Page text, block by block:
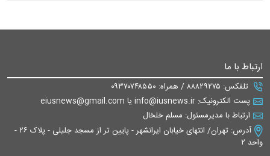
ارتباط با ما
تلفکس: ۸۸۸۲۹۲۷۵ / همراه: ۰۹۳۷۰۷۴۸۵۵۰
پست الکترونیک: info@iusnews.ir یا eiusnews@gmail.com
ارتباط با مدیرمسئول: مسلم خلخال
آدرس: تهران/ انتهای خیابان ایرانشهر - پایین تر از مسجد جلیلی - پلاک ۲۶ -
واحد ۲